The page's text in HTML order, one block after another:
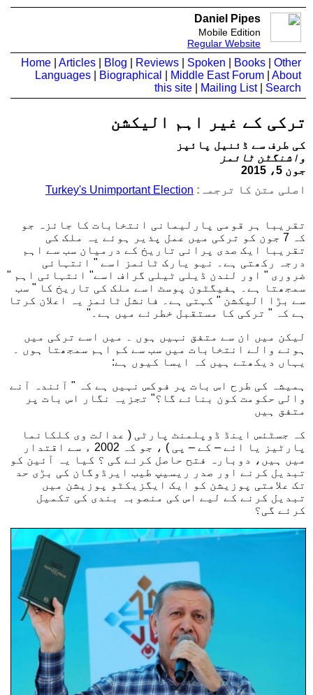
Daniel Pipes
Mobile Edition
Regular Website
Home Articles Blog Reviews Spoken Books
Other
Languages
Biographical Middle East Forum
About
this site
Mailing List| Search
ترکی کے غیر اہم الیکشن
کی طرف سے ڈئنیل پائپز
واشنگٹن ٹائمز
جون 5، 2015
اصلی متن کا ترجمہ: Turkey's Unimportant Election
تقریبا ہر قومی پارلیمانی انتخابات کا جائزہ جو
کہ 7 جون کو ترکی میں عمل پذیر ہوئے یہ ملک کی
تقریبا ایک صدی پرانی تاریخ کے درمیان سب سے اہم
درجہ رکھتی ہے۔ نیو یارک ٹائمز اسے " انتہائی
ضروری " اور لندن ڈیلی ٹیلی گراف اسے" انتہائی اہم "
سمجھتا ہے۔ ہفیگٹون پوسٹ اسے ملک کی تاریخ کا " سب
سے بڑا الیکشن " کہتی ہے۔ فانشل ٹائمز یہ اعلان کرتا
ہے کہ " ترکی کا مستقبل خطرئے میں ہے۔"
لیکن میں ان سے متفق نہیں ہوں ۔ میں اسے ترکی میں
ہونے والے انتخابات میں سب سے کم اہم سمجھتا ہوں ۔
یہاں دیکھتے ہیں کہ ایسا کیوں ہے:
ہمیشہ کی طرح اس بات پر فوکس نہیں ہے کہ " آئندہ آنے
والی حکومت کون بنائے گا؟" تجزیہ نگار اس بات پر
متفق ہیں
کہ جسٹئس اینڈ ڈوپلمنٹ پارٹی ( عدالت وی کلکانما
پارٹیز یا ائے – کے – پی ) ، جو کہ 2002 ء سے اقتدار
میں ہیں، دوبارہ فتح حاصل کرئے گی ؟ کیا یہ آئین کو
تبدیل کرنے اور صدر ریسیپ طیب ایرڈوگان کی بڑی حد
تک علامتی پوزیشن کو ایک ایگزیکٹو پوزیشن میں
تبدیل کرنے کے لیے اس کی منصوبہ بندی کی تکمیل
کرئے گی؟